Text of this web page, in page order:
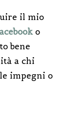
il mio
o
bene
a chi
impegni o